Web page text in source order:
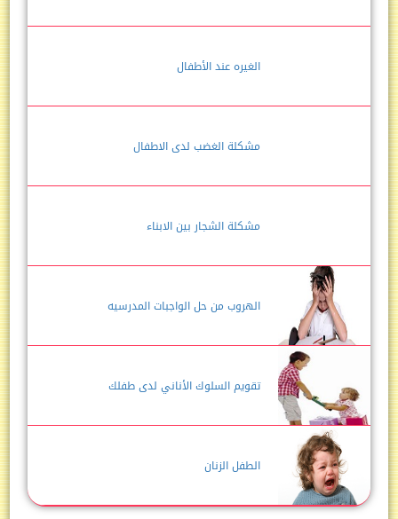
الغيره عند الأطفال
مشكلة الغضب لدى الاطفال
مشكلة الشجار بين الابناء
الهروب من حل الواجبات المدرسيه
تقويم السلوك الأناني لدى طفلك
الطفل الزنان